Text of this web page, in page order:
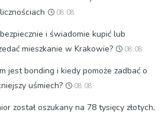
08:08
i świadomie kupić lub
mieszkanie w Krakowie?
08:08
jest bonding i kiedy pomoże zadbać o
uśmiech?
08:08
został oszukany na 78 tysięcy złotych,